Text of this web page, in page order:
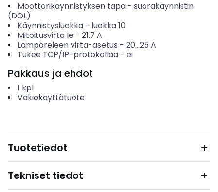
Moottorikäynnistyksen tapa- suorakäynnistin
(DOL)
Käynnistysluokka- luokka 10
Mitoitusvirta Ie - 21.7 A
Lämpöreleen virta-asetus - 20...25 A
Tukee TCP/IP-protokollaa- ei
Pakkaus ja ehdot
1 kpl
Vakiokäyttötuote
Tuotetiedot
Tekniset tiedot